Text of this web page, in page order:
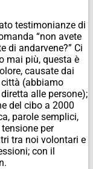
testimonianze di
“non avete
di andarvene?” Ci
mai più, questa è
causate dai
città (abbiamo
alle persone);
del cibo a 2000
parole semplici,
per
tra noi volontari e
con il